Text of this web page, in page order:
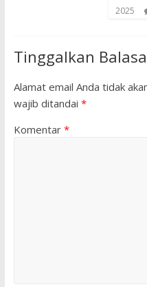
2025
Tinggalkan
Alamat email Anda tidak
wajib ditandai *
Komentar *